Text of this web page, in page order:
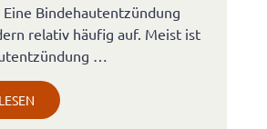
Bindehautentzündung
relativ häufig auf. Meist ist
…